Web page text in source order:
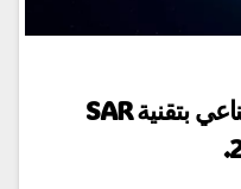
الإمارات تُطلق أول قمر صناعي بتقنية SAR